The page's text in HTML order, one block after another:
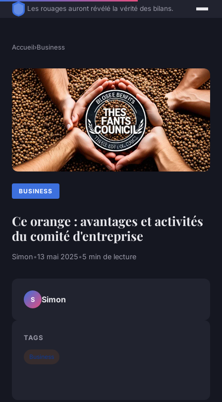
Les rouages auront révélé la vérité des bilans.
Accueil›Business
BUSINESS
Ce orange : avantages et activités
du comité d'entreprise
Simon•13 mai 2025•5 min de lecture
S Simon
TAGS
Business